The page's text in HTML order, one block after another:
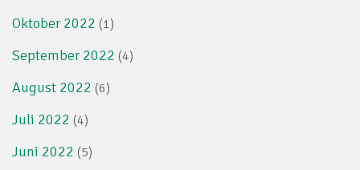
Oktober 2022 (1)
September 2022 (4)
August 2022 (6)
Juli 2022 (4)
Juni 2022 (5)